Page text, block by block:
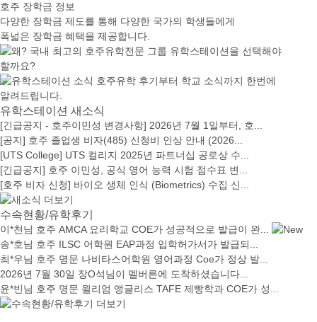
호주 장학금 정보
다양한 장학금 제도를 통해 다양한 국가의 학생들에게
폭넓은 장학금 혜택을 제공합니다.
유학스테이션 새소식
[긴급공지 - 호주이민성 변경사항] 2026년 7월 1일부터, 호...
[공지] 호주 졸업생 비자(485) 신청비 인상 안내 (2026...
[UTS College] UTS 컬리지 2025년 파트너십 공로상 수...
[긴급공지] 호주 이민성, 공식 영어 능력 시험 점수표 변...
[호주 비자 신청] 바이오 생체 인식 (Biometrics) 수집 신...
수속현황/유학후기
이*천님 호주 AMCA 요리학교 COE가 성공적으로 발급이 완...
송*호님 호주 ILSC 어학원 EAP과정 입학허가서가 발급되...
최*우님 호주 명문 나비타스어학원 영어과정 Coe가 정상 발...
2026년 7월 30일 장O석님이 멜버른에 도착하셨습니다...
윤*빈님 호주 명문 윌리엄 앵글리스 TAFE 제빵학과 COE가 성...